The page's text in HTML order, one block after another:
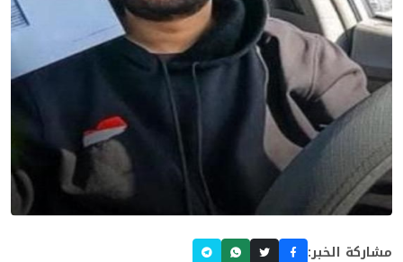
مشاركة الخبر: